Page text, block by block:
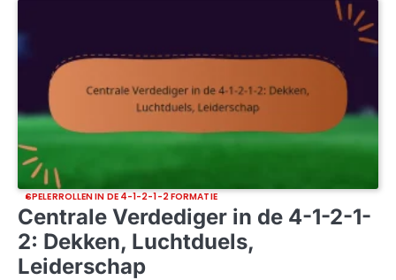
SPELERROLLEN IN DE 4-1-2-1-2 FORMATIE
Centrale Verdediger in de 4-1-2-1-
2: Dekken, Luchtduels,
Leiderschap